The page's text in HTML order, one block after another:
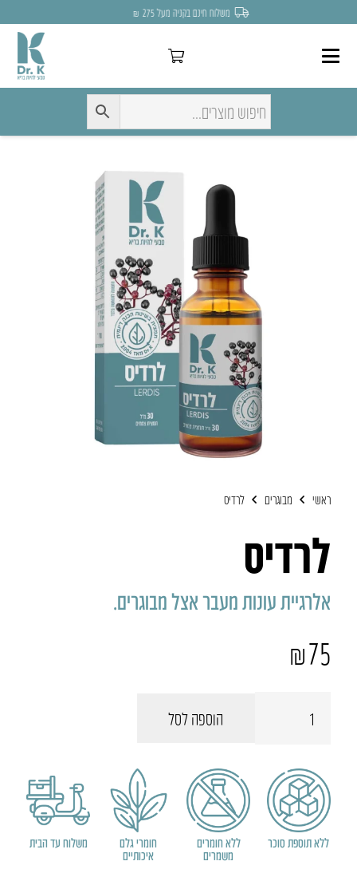
משלוח חינם בקניה מעל 275 ₪
ראשי מבוגרים לרדיס
לרדיס
אלרגיית עונות מעבר אצל מבוגרים.
₪75
הוספה לסל
ללא תוספת סוכר
ללא חומרים
משמרים
חומרי גלם
איכותיים
משלוח עד הבית